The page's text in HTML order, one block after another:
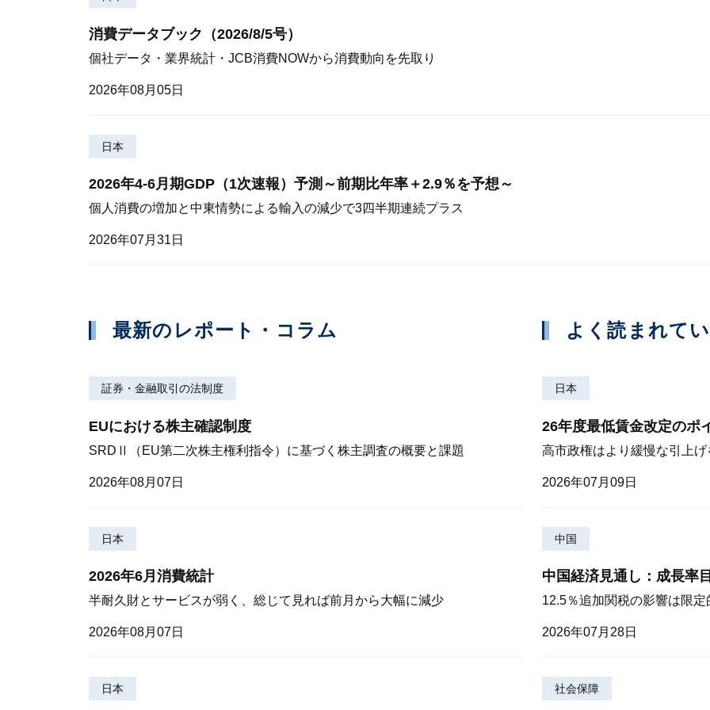
消費データブック（2026/8/5号）
個社データ・業界統計・JCB消費NOWから消費動向を先取り
2026年08月05日
日本
2026年4-6月期GDP（1次速報）予測～前期比年率＋2.9％を予想～
個人消費の増加と中東情勢による輸入の減少で3四半期連続プラス
2026年07月31日
最新のレポート・コラム
証券・金融取引の法制度
EUにおける株主確認制度
SRDⅡ（EU第二次株主権利指令）に基づく株主調査の概要と課題
2026年08月07日
日本
2026年6月消費統計
半耐久財とサービスが弱く、総じて見れば前月から大幅に減少
2026年08月07日
日本
よく読まれて
日本
26年度最低賃金改定のポ
高市政権はより緩慢な引上
2026年07月09日
中国
中国経済見通し：成長率
12.5％追加関税の影響は限
2026年07月28日
社会保障